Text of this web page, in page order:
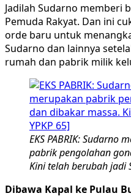
Jadilah Sudarno memberi
Pemuda Rakyat. Dan ini
orde baru untuk
Sudarno dan lainnya
rumah dan pabrik milik
EKS PABRIK:
pabrik pengolahan
Kini telah berubah jadi
Dibawa Kapal ke Pulau